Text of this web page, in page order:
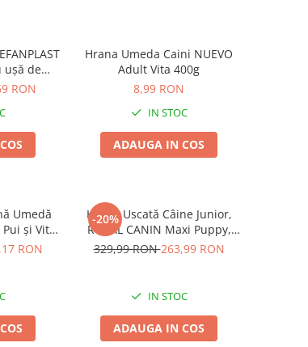
ușă de
RON
Hrana Umeda Caini NUEVO
Adult Vita 400g
8,99 RON
IN STOC
ADAUGA IN COS
Umedă
și Vită,
RON
-20%
Hrană Uscată Câine Junior,
ROYAL CANIN Maxi Puppy,
12kg
329,99 RON263,99 RON
IN STOC
ADAUGA IN COS